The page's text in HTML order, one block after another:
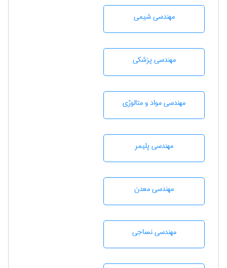
مهندسي شيمی
مهندسی پزشکی
مهندسی مواد و متالوژی
مهندسی پليمر
مهندسی معدن
مهندسي نساجی